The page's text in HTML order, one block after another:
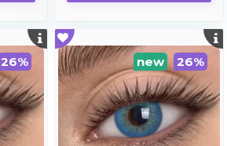
26% new 26%